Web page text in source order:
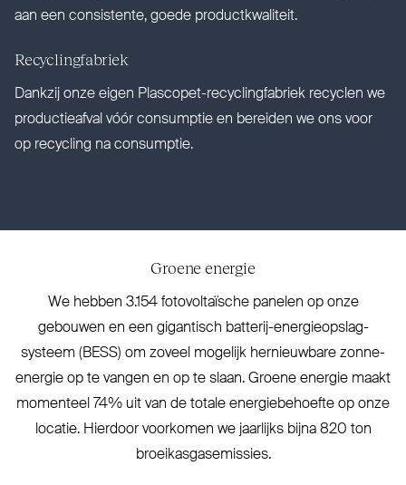
aan een con­sistente, goede productkwaliteit.
Recy­cling­fabriek
Dankzij onze eigen Plascopet-recy­cling­fabriek recyclen we
pro­duc­tieafval vóór con­sumptie en bereiden we ons voor
op recycling na consumptie.
Groene energie
We hebben 3.154 foto­vol­taïsche panelen op onze
gebouwen en een gigantisch batterij-ener­gie­op­slag­
systeem (BESS) om zoveel mogelijk her­nieuwbare zonne-
energie op te vangen en op te slaan. Groene energie maakt
momenteel 74% uit van de totale ener­gie­behoefte op onze
locatie. Hierdoor voorkomen we jaarlijks bijna 820 ton
broeikasgasemissies.